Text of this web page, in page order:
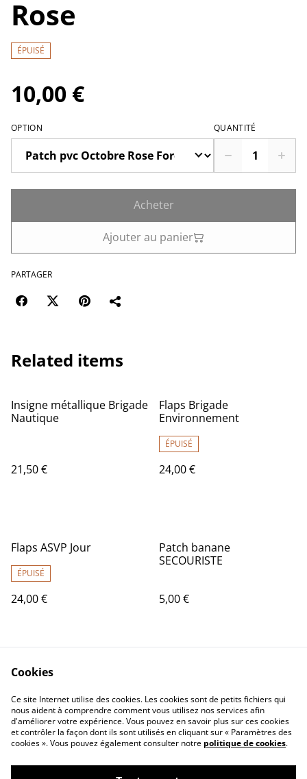
Rose
ÉPUISÉ
10,00 €
OPTION QUANTITÉ
Acheter
Ajouter au panier
PARTAGER
Related items
Insigne métallique Brigade
Nautique
21,50 €
Flaps Brigade
Environnement
ÉPUISÉ
24,00 €
Flaps ASVP Jour
ÉPUISÉ
24,00 €
Patch banane
SECOURISTE
5,00 €
Contact Us
Legal Terms
Privacy Policy
Cookie Policy
Cookies
Ce site Internet utilise des cookies. Les cookies sont de petits fichiers qui
nous aident à comprendre comment vous utilisez nos services afin
d'améliorer votre expérience. Vous pouvez en savoir plus sur ces cookies
et contrôler la façon dont ils sont utilisés en cliquant sur « Paramètres des
cookies ». Vous pouvez également consulter notre politique de cookies.